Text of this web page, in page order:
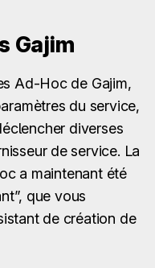
Gajim
Ad-Hoc de Gajim,
du service,
diverses
de service. La
a maintenant été
que vous
de création de